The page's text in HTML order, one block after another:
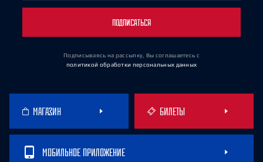
ПОДПИСАТЬСЯ
Подписываясь на рассылку, Вы соглашаетесь с
политикой обработки персональных данных
МАГАЗИН БИЛЕТЫ
МОБИЛЬНОЕ ПРИЛОЖЕНИЕ